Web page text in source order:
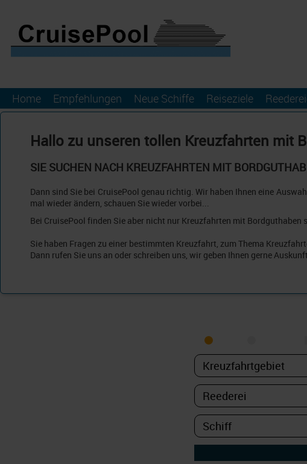
Home Empfehlungen Neue Schiffe Reiseziele
Hallo zu unseren tollen Kreuzfahrten mit
SIE SUCHEN NACH KREUZFAHRTEN MIT
Dann sind Sie bei CruisePool genau richtig. Wir haben Ihnen eine
mal wieder ändern, schauen Sie wieder vorbei...
Bei CruisePool finden Sie aber nicht nur Kreuzfahrten mit
Sie haben Fragen zu einer bestimmten Kreuzfahrt, zum Thema
Dann rufen Sie uns an oder schreiben uns, wir geben Ihnen gerne